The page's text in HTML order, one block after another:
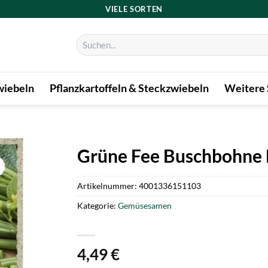
VIELE SORTEN
Suchen
nach:
Pflanzkartoffeln & Steckzwiebeln Weitere
Grüne Fee
4,49€
Artikelnummer: 4001336151103
Kategorie: Gemüsesamen